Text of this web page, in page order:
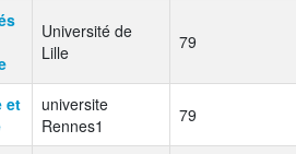
Université de
Lille
79
et
universite
Rennes1
79